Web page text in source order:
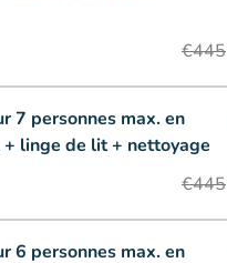
€445
7 personnes max. en
+ linge de lit + nettoyage
€445
6 personnes max. en